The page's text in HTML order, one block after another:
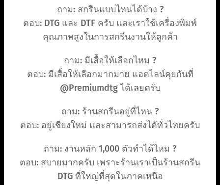
ถาม: สกรีนแบบไหนได้บ้าง ?
ตอบ: DTG และ DTF ครับ และเราใช้เครื่องพิมพ์
คุณภาพสูงในการสกรีนงานให้ลูกค้า
ถาม: มีเสื้อให้เลือกไหม ?
ตอบ: มีเสื้อให้เลือกมากมาย แอดไลน์คุยกันที่
@Premiumdtg ได้เลยครับ
ถาม: ร้านสกรีนอยู่ที่ไหน ?
ตอบ: อยู่เชียงใหม่ และสามารถส่งได้ทั่วไทยครับ
ถาม: งานหลัก 1,000 ตัวทำได้ไหม ?
ตอบ: สบายมากครับ เพราะร้านเราเป็นร้านสกรีน
DTG ที่ใหญ่ที่สุดในภาคเหนือ